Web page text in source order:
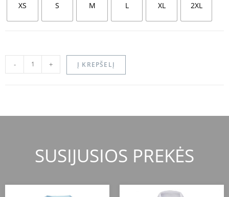
XS S M L XL 2XL
- + Į KREPŠELĮ
SUSIJUSIOS PREKĖS